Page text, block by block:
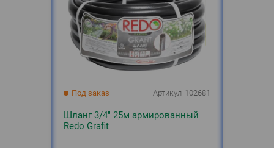
Под заказ Артикул 102681
Шланг 3/4" 25м армированный
Redo Grafit